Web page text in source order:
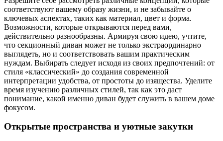
соответствуют вашему образу жизни, и не забывайте о
ключевых аспектах, таких как материал, цвет и форма.
Возможности, которые открываются перед вами,
действительно разнообразны. Армируя свою идею, учтите,
что секционный диван может не только экстраординарно
выглядеть, но и соответствовать вашим практическим
нуждам. Выбирать следует исходя из своих предпочтений: от
стиля «классический» до создания современной
интерпретации удобства, от простоты до изящества. Уделите
время изучению различных стилей, так как это даст
понимание, какой именно диван будет служить в вашем доме
фокусом.
Открытые пространства и уютные закутки